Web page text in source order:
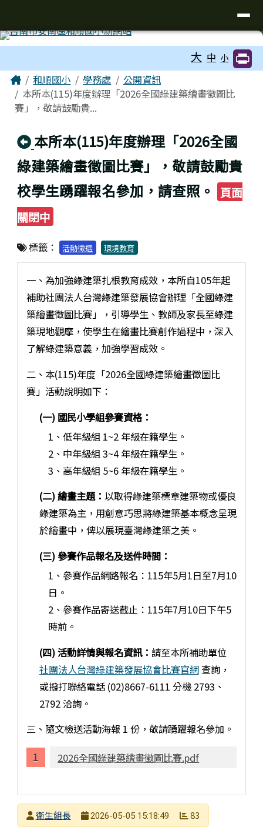
大 中 小
主內容區域
Home和順國小 學務處
公開資訊
本所本(115)年度辦理「2026全國綠建築繪畫徵圖比
賽」，敬請鼓勵貴...
回上頁
本所本(115)年度辦理「2026全國
綠建築繪畫徵圖比賽」，敬請鼓勵貴
校學生踴躍報名參加，請查照。
頁面
關閉中
標籤： 活動徵選 環境教育
一、為加強綠建築扎根教育成效，本所自105年起
補助社團法人台灣綠建築發展協會辦理「全國綠建
築繪畫徵圖比賽」，引導學生、教師及家長至綠建
築現地觀摩，使學生在繪畫比賽創作過程中，深入
了解綠建築意義，加強學習成效。
二、本(115)年度「2026全國綠建築繪畫徵圖比
賽」活動說明如下：
(一) 國民小學組參賽資格：
1、低年級組 1~2 年級在籍學生。
2、中年級組 3~4 年級在籍學生。
3、高年級組 5~6 年級在籍學生。
(二) 繪畫主題： 以取得綠建築標章建築物或優良
綠建築為主，用創意巧思將綠建築基本概念呈現
於繪畫中，俾以展現臺灣綠建築之美。
(三) 參賽作品報名及送件時間：
1、參賽作品網路報名：115年5月1日至7月10
日。
2、參賽作品寄送截止：115年7月10日下午5
時前。
(四) 活動詳情與報名資訊： 請至本所補助單位
社團法人台灣綠建築發展協會比賽官網查詢，
或撥打聯絡電話 (02)8667-6111 分機 2793、
2792 洽詢。
三、隨文檢送活動海報 1 份，敬請踴躍報名參加。
2026全國綠建築繪畫徵圖比賽.pdf
發布者
衛生組長
2026-05-05 15:18:49 83
頁尾區域